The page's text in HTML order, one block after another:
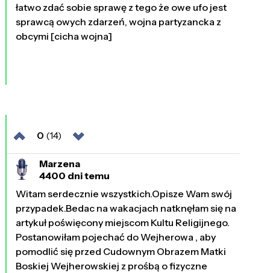
łatwo zdać sobie sprawę z tego że owe ufo jest
sprawcą owych zdarzeń, wojna partyzancka z
obcymi [cicha wojna]
0 (14)
Marzena
4400 dni temu
Witam serdecznie wszystkich.Opisze Wam swój
przypadek.Bedac na wakacjach natknęłam się na
artykuł poświęcony miejscom Kultu Religijnego.
Postanowiłam pojechać do Wejherowa , aby
pomodlić się przed Cudownym Obrazem Matki
Boskiej Wejherowskiej z prośbą o fizyczne